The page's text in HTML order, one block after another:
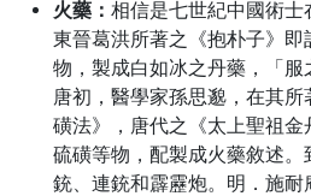
火藥： 相信是七世紀中國術士
東晉葛洪所著之《抱朴子》
物，製成白如冰之丹藥，「服
唐初，醫學家孫思邈，在其
磺法》，唐代之《太上聖祖金
硫磺等物，配製成火藥敘述。
銃、連銃和霹靂炮。明．施